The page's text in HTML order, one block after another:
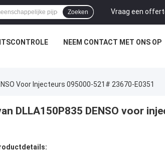
Vraag een
Zoeken
NEEM CONTACT MET ONS OP
Voor Injecteurs 095000-521# 23670-E0351
DLLA150P835 DENSO voor